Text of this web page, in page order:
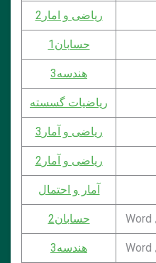
ریاضی و امار2
حسابان1
هندسه3
ریاضیات گسسته
ریاضی و آمار3
ریاضی و آمار2
آمار و احتمال
حسابان2
هندسه3